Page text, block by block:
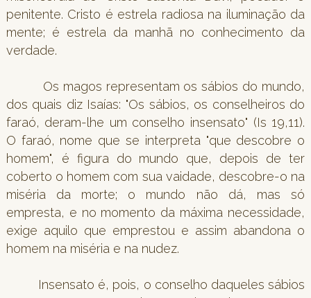
penitente. Cristo é estrela radiosa na iluminação da
mente; é estrela da manhã no conhecimento da
verdade.
Os magos representam os sábios do mundo,
dos quais diz Isaías: "Os sábios, os conselheiros do
faraó, deram-lhe um conselho insensato" (Is 19,11).
O faraó, nome que se interpreta "que descobre o
homem", é figura do mundo que, depois de ter
coberto o homem com sua vaidade, descobre-o na
miséria da morte; o mundo não dá, mas só
empresta, e no momento da máxima necessidade,
exige aquilo que emprestou e assim abandona o
homem na miséria e na nudez.
Insensato é, pois, o conselho daqueles sábios